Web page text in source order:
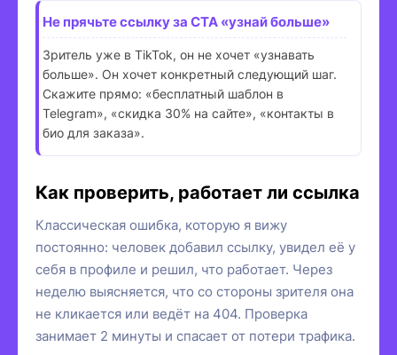
Не прячьте ссылку за CTA «узнай больше»
Зритель уже в TikTok, он не хочет «узнавать
больше». Он хочет конкретный следующий шаг.
Скажите прямо: «бесплатный шаблон в
Telegram», «скидка 30% на сайте», «контакты в
био для заказа».
Как проверить, работает ли ссылка
Классическая ошибка, которую я вижу
постоянно: человек добавил ссылку, увидел её у
себя в профиле и решил, что работает. Через
неделю выясняется, что со стороны зрителя она
не кликается или ведёт на 404. Проверка
занимает 2 минуты и спасает от потери трафика.